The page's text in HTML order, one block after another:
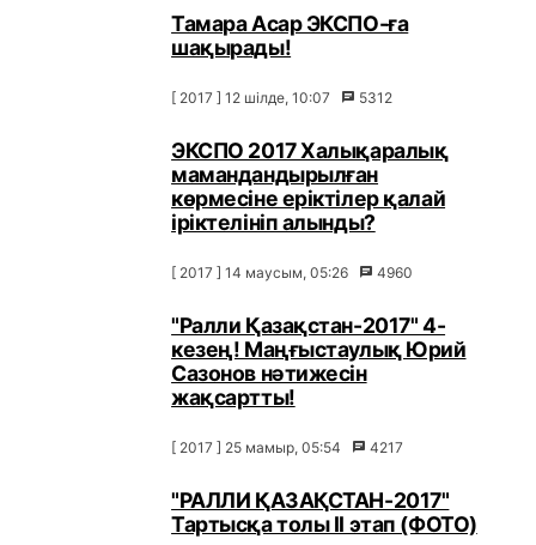
Тамара Асар ЭКСПО-ға
шақырады!
[ 2017 ] 12 шілде, 10:07 5312
ЭКСПО 2017 Халықаралық
мамандандырылған
көрмесіне еріктілер қалай
іріктелініп алынды?
[ 2017 ] 14 маусым, 05:26 4960
"Ралли Қазақстан-2017" 4-
кезең! Маңғыстаулық Юрий
Сазонов нәтижесін
жақсартты!
[ 2017 ] 25 мамыр, 05:54 4217
"РАЛЛИ ҚАЗАҚСТАН-2017"
Тартысқа толы ІІ этап (ФОТО)